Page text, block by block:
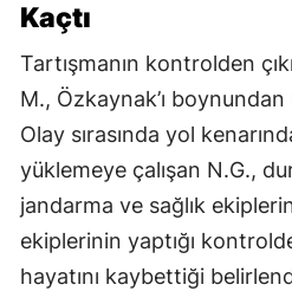
Kaçtı
Tartışmanın kontrolden
M., Özkaynak’ı
Olay sırasında yol
yüklemeye çalışan N.G.,
jandarma ve sağlık
ekiplerinin yaptığı
hayatını kaybettiği